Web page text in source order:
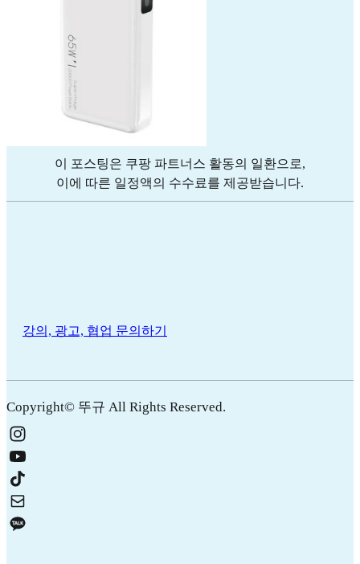
이 포스팅은 쿠팡 파트너스 활동의 일환으로,
이에 따른 일정액의 수수료를 제공받습니다.
강의, 광고, 협업 문의하기
Copyright© 뚜규 All Rights Reserved.